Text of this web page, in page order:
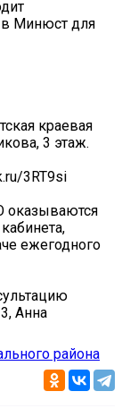
в Минюст для
краевая
3 этаж.
3RT9si
оказываются
ежегодного
Анна
района